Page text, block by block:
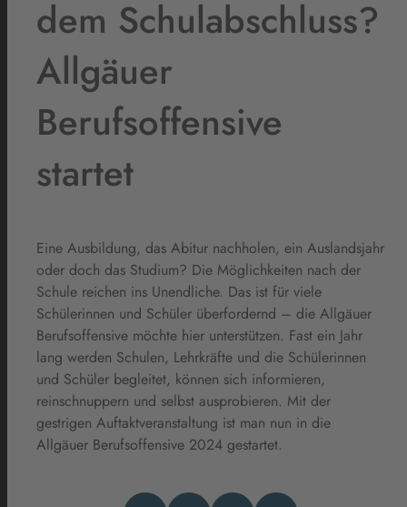
dem Schulabschluss?
Allgäuer
Berufsoffensive
startet
Eine Ausbildung, das Abitur nachholen, ein Auslandsjahr
oder doch das Studium? Die Möglichkeiten nach der
Schule reichen ins Unendliche. Das ist für viele
Schülerinnen und Schüler überfordernd – die Allgäuer
Berufsoffensive möchte hier unterstützen. Fast ein Jahr
lang werden Schulen, Lehrkräfte und die Schülerinnen
und Schüler begleitet, können sich informieren,
reinschnuppern und selbst ausprobieren. Mit der
gestrigen Auftaktveranstaltung ist man nun in die
Allgäuer Berufsoffensive 2024 gestartet.